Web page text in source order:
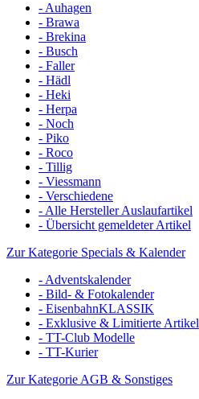
- Auhagen
- Brawa
- Brekina
- Busch
- Faller
- Hädl
- Heki
- Herpa
- Noch
- Piko
- Roco
- Tillig
- Viessmann
- Verschiedene
- Alle Hersteller Auslaufartikel
- Übersicht gemeldeter Artikel
Zur Kategorie Specials & Kalender
- Adventskalender
- Bild- & Fotokalender
- EisenbahnKLASSIK
- Exklusive & Limitierte Artikel
- TT-Club Modelle
- TT-Kurier
Zur Kategorie AGB & Sonstiges